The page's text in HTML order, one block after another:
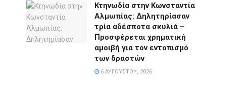
Κτηνωδία στην Κωνσταντία
Αλμωπίας: Δηλητηρίασαν
τρία αδέσποτα σκυλιά –
Προσφέρεται χρηματική
αμοιβή για τον εντοπισμό
των δραστών
6 ΑΥΓΟΎΣΤΟΥ, 2026